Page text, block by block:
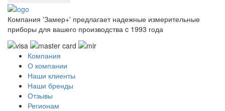
Компания 'Замер+' предлагает надежные измерительные
приборы для вашего производства c 1993 года
Компания
О компании
Наши клиенты
Наши бренды
Отзывы
Регионам